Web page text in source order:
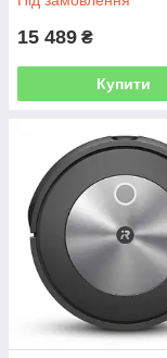
15 489 ₴
Купити